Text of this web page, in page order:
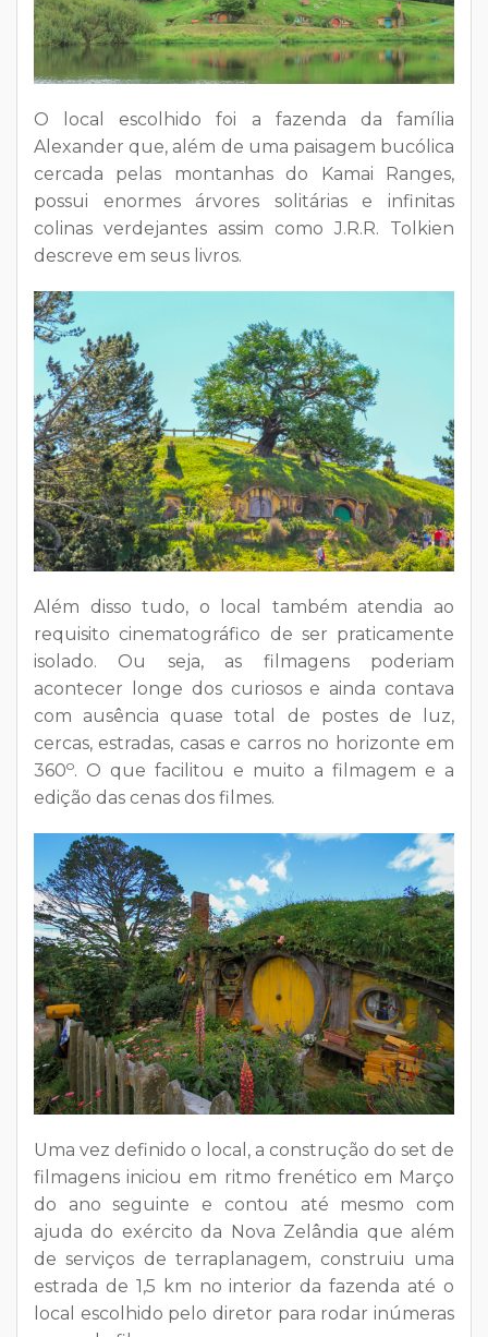
O local escolhido foi a fazenda da família
Alexander que, além de uma paisagem bucólica
cercada pelas montanhas do Kamai Ranges,
possui enormes árvores solitárias e infinitas
colinas verdejantes assim como J.R.R. Tolkien
descreve em seus livros.
Além disso tudo, o local também atendia ao
requisito cinematográfico de ser praticamente
isolado. Ou seja, as filmagens poderiam
acontecer longe dos curiosos e ainda contava
com ausência quase total de postes de luz,
cercas, estradas, casas e carros no horizonte em
360o. O que facilitou e muito a filmagem e a
edição das cenas dos filmes.
Uma vez definido o local, a construção do set de
filmagens iniciou em ritmo frenético em Março
do ano seguinte e contou até mesmo com
ajuda do exército da Nova Zelândia que além
de serviços de terraplanagem, construiu uma
estrada de 1,5 km no interior da fazenda até o
local escolhido pelo diretor para rodar inúmeras